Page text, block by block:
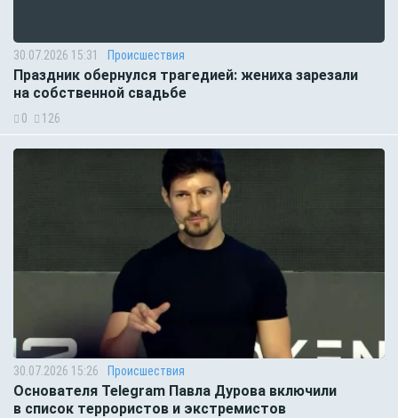
30.07.2026 15:31 Происшествия
Праздник обернулся трагедией: жениха зарезали
на собственной свадьбе
0 126
30.07.2026 15:26 Происшествия
Основателя Telegram Павла Дурова включили
в список террористов и экстремистов